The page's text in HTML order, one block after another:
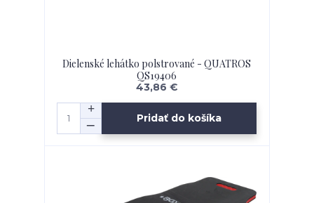
Dielenské lehátko polstrované - QUATROS
QS19406
43,86 €
Pridať do košíka